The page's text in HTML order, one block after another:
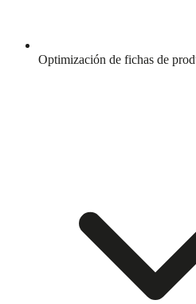
Optimización de fichas de